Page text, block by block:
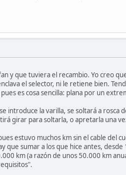
y que tuviera el recambio. Yo creo
el selector, ni le retiene bien.
es cosa sencilla: plana por un
introduce la varilla, se soltará a
girar para soltarla, o apretarla una
estuvo muchos km sin el cable
que sumar a los que hice antes,
km (a razón de unos 50.000 km